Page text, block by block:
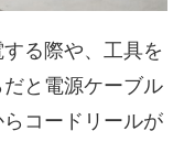
る際や、工具を
と電源ケーブル
コードリールが